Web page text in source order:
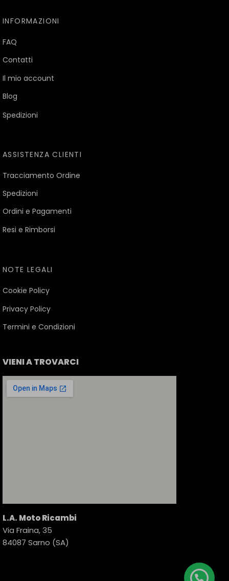
INFORMAZIONI
FAQ
Contatti
Il mio account
Blog
Spedizioni
ASSISTENZA CLIENTI
Tracciamento Ordine
Spedizioni
Ordini e Pagamenti
Resi e Rimborsi
NOTE LEGALI
Cookie Policy
Privacy Policy
Termini e Condizioni
VIENI A TROVARCI
L.A. Moto Ricambi
Via Fraina, 35
84087 Sarno (SA)